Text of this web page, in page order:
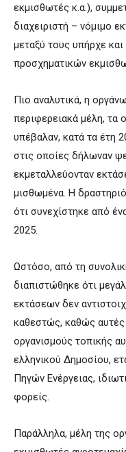
εκμισθωτές κ.α.),
διαχειριστή – νόμιμο
μεταξύ τους υπήρχε
προσχηματικών
Πιο αναλυτικά, η
περιφερειακά μέλη, τα
υπέβαλαν, κατά τα έτη
στις οποίες δήλωναν
εκμεταλλεύονταν
μισθωμένα. Η
ότι συνεχίστηκε από
2025.
Ωστόσο, από τη
διαπιστώθηκε ότι
εκτάσεων δεν
καθεστώς, καθώς
οργανισμούς τοπικής
ελληνικού Δημοσίου,
Πηγών Ενέργειας,
φορείς.
Παράλληλα, μέλη της